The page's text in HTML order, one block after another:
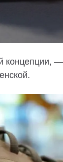
концепции,